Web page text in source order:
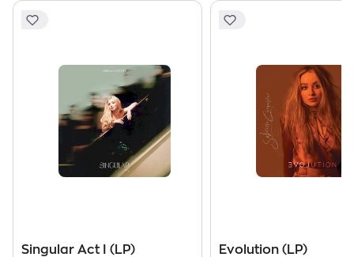
Singular Act I (LP) Evolution (LP)